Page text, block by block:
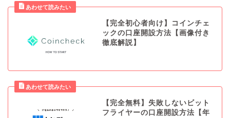
【完全初心者向け】コインチェ
ックの口座開設方法【画像付き
徹底解説】
【完全無料】失敗しないビット
フライヤーの口座開設方法【年